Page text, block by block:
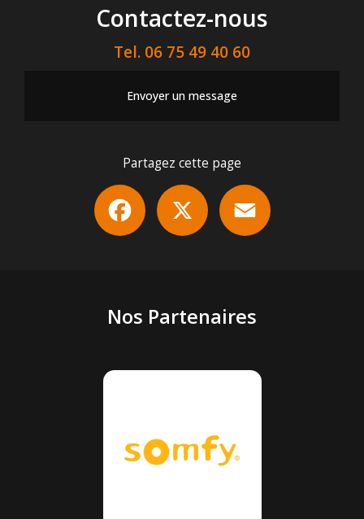
Contactez-nous
Tel. 06 75 49 40 60
Envoyer un message
Partagez cette page
Facebook
Nos Partenaires